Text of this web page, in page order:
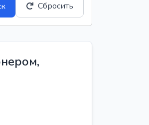
Сбросить